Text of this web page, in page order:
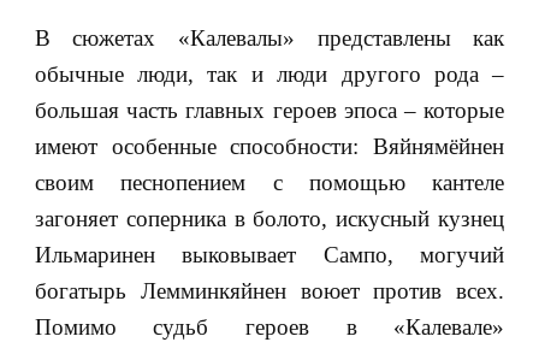
В сюжетах «Калевалы» представлены как
обычные люди, так и люди другого рода –
большая часть главных героев эпоса – которые
имеют особенные способности: Вяйнямёйнен
своим песнопением с помощью кантеле
загоняет соперника в болото, искусный кузнец
Ильмаринен выковывает Сампо, могучий
богатырь Лемминкяйнен воюет против всех.
Помимо судьб героев в «Калевале»